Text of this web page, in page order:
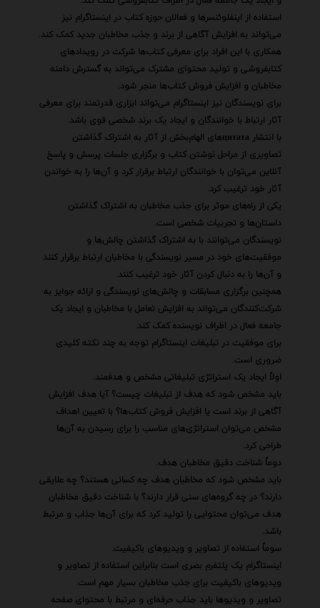
استفاده از اینفلوئنسرها و فعالان حوزه کتاب در اینستاگرام نیز
می‌تواند به افزایش آگاهی از برند و جذب مخاطبان جدید کمک کند.
همکاری با این افراد برای معرفی کتاب‌ها شرکت در رویدادهای
کتابفروشی و تولید محتوای مشترک می‌تواند به گسترش دامنه
مخاطبان و افزایش فروش کتاب‌ها منجر شود.
برای نویسندگان نیز اینستاگرام می‌تواند ابزاری قدرتمند برای معرفی
آثار ارتباط با خوانندگان و ایجاد یک برند شخصی قوی باشد.
با انتشار цитатаهای الهام‌بخش از آثار به اشتراک گذاشتن
تصاویری از مراحل نوشتن کتاب و برگزاری جلسات پرسش و پاسخ
آنلاین می‌توان با خوانندگان ارتباط برقرار کرد و آن‌ها را به خواندن
آثار خود ترغیب کرد.
یکی از راه‌های موثر برای جذب مخاطبان به اشتراک گذاشتن
داستان‌ها و تجربیات شخصی است.
نویسندگان می‌توانند با به اشتراک گذاشتن چالش‌ها و
موفقیت‌های خود در مسیر نویسندگی با مخاطبان ارتباط برقرار کنند
و آن‌ها را به دنبال کردن آثار خود ترغیب کنند.
همچنین برگزاری مسابقات و چالش‌های نویسندگی و ارائه جوایز به
شرکت‌کنندگان می‌تواند به افزایش تعامل با مخاطبان و ایجاد یک
جامعه فعال در اطراف نویسنده کمک کند.
برای موفقیت در تبلیغات اینستاگرام توجه به چند نکته کلیدی
ضروری است.
اولاً ایجاد یک استراتژی تبلیغاتی مشخص و هدفمند.
باید مشخص شود که هدف از تبلیغات چیست؟ آیا هدف افزایش
آگاهی از برند است یا افزایش فروش کتاب‌ها؟ با تعیین اهداف
مشخص می‌توان استراتژی‌های مناسب را برای رسیدن به آن‌ها
طراحی کرد.
دوماً شناخت دقیق مخاطبان هدف.
باید مشخص شود که مخاطبان هدف چه کسانی هستند؟ چه علایقی
دارند؟ در چه گروه‌های سنی قرار دارند؟ با شناخت دقیق مخاطبان
هدف می‌توان محتوایی را تولید کرد که برای آن‌ها جذاب و مرتبط
باشد.
سوماً استفاده از تصاویر و ویدیوهای باکیفیت.
اینستاگرام یک پلتفرم بصری است بنابراین استفاده از تصاویر و
ویدیوهای باکیفیت برای جذب مخاطبان بسیار مهم است.
تصاویر و ویدیوها باید جذاب حرفه‌ای و مرتبط با محتوای صفحه